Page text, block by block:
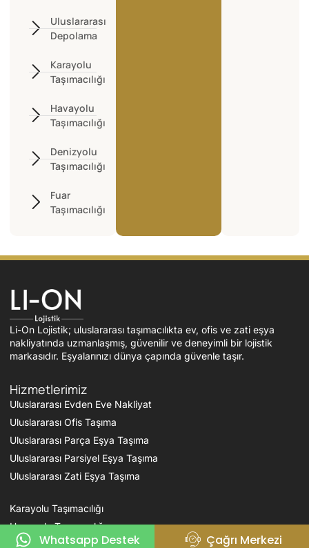
Uluslararası
Depolama
Karayolu
Taşımacılığı
Havayolu
Taşımacılığı
Denizyolu
Taşımacılığı
Fuar
Taşımacılığı
Li-On Lojistik; uluslararası taşımacılıkta ev, ofis ve zati eşya
nakliyatında uzmanlaşmış, güvenilir ve deneyimli bir lojistik
markasıdır. Eşyalarınızı dünya çapında güvenle taşır.
Hizmetlerimiz
Uluslararası Evden Eve Nakliyat
Uluslararası Ofis Taşıma
Uluslararası Parça Eşya Taşıma
Uluslararası Parsiyel Eşya Taşıma
Uluslararası Zati Eşya Taşıma
Karayolu Taşımacılığı
Havayolu Taşımacılığı
Denizyolu Taşımacılığı
Whatsapp Destek Çağrı Merkezi